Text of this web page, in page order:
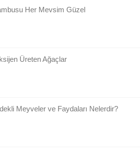
Her Mevsim Güzel
Üreten Ağaçlar
Meyveler ve Faydaları Nelerdir?